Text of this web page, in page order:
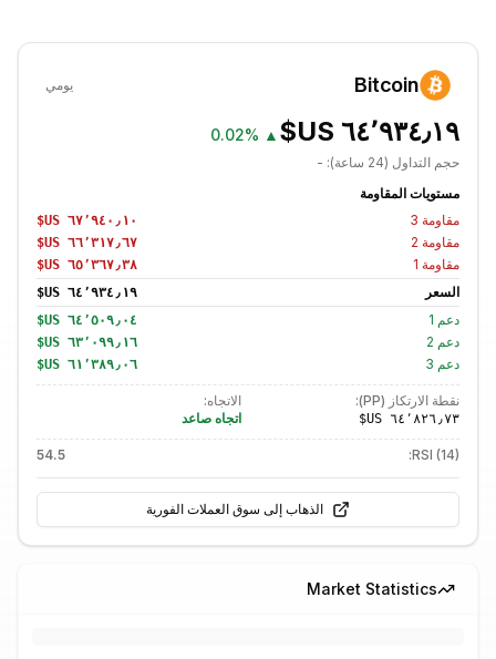
Bitcoin يومي
▲
0.02%
حجم التداول (24 ساعة):
-
مستويات المقاومة
مقاومة 3
مقاومة 2
مقاومة 1
السعر
دعم 1
دعم 2
دعم 3
نقطة الارتكاز (PP):
الاتجاه:
اتجاه صاعد
RSI (14):
54.5
الذهاب إلى سوق العملات الفورية
Market Statistics